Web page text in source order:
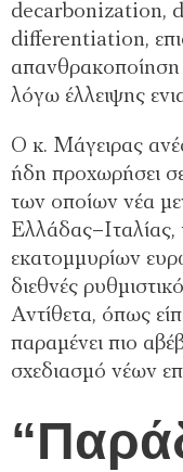
decarbonization,
differentiation,
λόγω έλλειψης
Ο κ. Μάγειρας
ήδη προχωρήσει
των οποίων νέα
εκατομμυρίων
διεθνές
Αντίθετα, όπως
παραμένει πιο
σχεδιασμό νέων